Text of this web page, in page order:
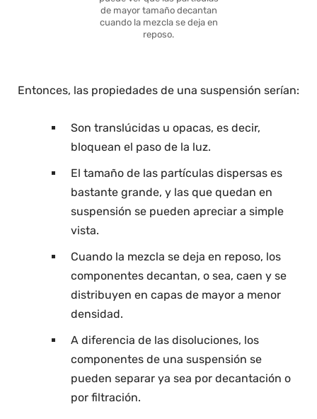
de mayor tamaño decantan
cuando la mezcla se deja en
reposo.
Entonces, las propiedades de una suspensión serían:
Son translúcidas u opacas, es decir,
bloquean el paso de la luz.
El tamaño de las partículas dispersas es
bastante grande, y las que quedan en
suspensión se pueden apreciar a simple
vista.
Cuando la mezcla se deja en reposo, los
componentes decantan, o sea, caen y se
distribuyen en capas de mayor a menor
densidad.
A diferencia de las disoluciones, los
componentes de una suspensión se
pueden separar ya sea por decantación o
por filtración.